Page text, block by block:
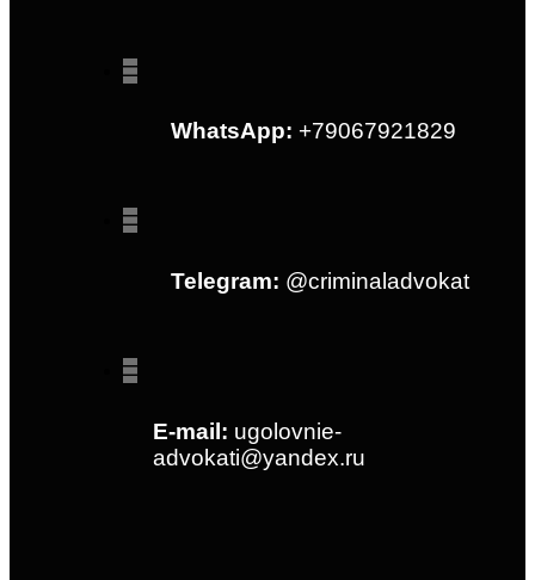
WhatsApp: +79067921829
Telegram: @criminaladvokat
E-mail: ugolovnie-
advokati@yandex.ru